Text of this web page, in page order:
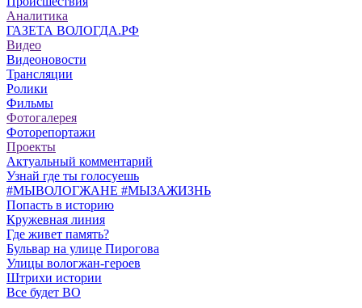
Аналитика
ГАЗЕТА ВОЛОГДА.РФ
Видео
Видеоновости
Трансляции
Ролики
Фильмы
Фотогалерея
Фоторепортажи
Проекты
Актуальный комментарий
Узнай где ты голосуешь
#МЫВОЛОГЖАНЕ #МЫЗАЖИЗНЬ
Попасть в историю
Кружевная линия
Где живет память?
Бульвар на улице Пирогова
Улицы вологжан-героев
Штрихи истории
Все будет ВО